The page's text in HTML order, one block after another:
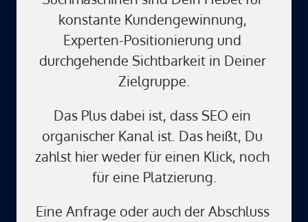
konstante Kundengewinnung,
Experten-Positionierung und
durchgehende Sichtbarkeit in Deiner
Zielgruppe.
Das Plus dabei ist, dass SEO ein
organischer Kanal ist. Das heißt, Du
zahlst hier weder für einen Klick, noch
für eine Platzierung.
Eine Anfrage oder auch der Abschluss